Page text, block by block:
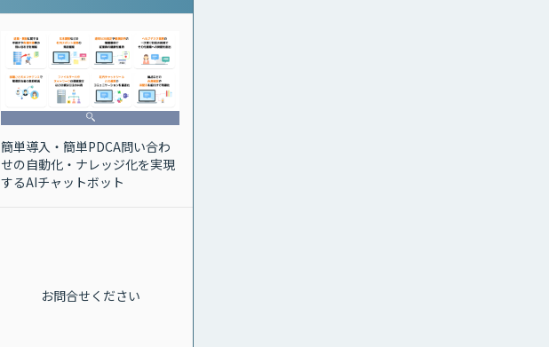
簡単導入・簡単PDCA問い合わ
せの自動化・ナレッジ化を実現
するAIチャットボット
お問合せください